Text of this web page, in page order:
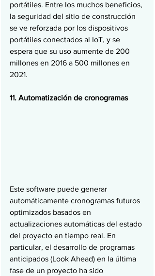
portátiles. Entre los muchos beneficios,
la seguridad del sitio de construcción
se ve reforzada por los dispositivos
portátiles conectados al IoT, y se
espera que su uso aumente de 200
millones en 2016 a 500 millones en
2021.
11. Automatización de cronogramas
Este software puede generar
automáticamente cronogramas futuros
optimizados basados en
actualizaciones automáticas del estado
del proyecto en tiempo real. En
particular, el desarrollo de programas
anticipados (Look Ahead) en la última
fase de un proyecto ha sido